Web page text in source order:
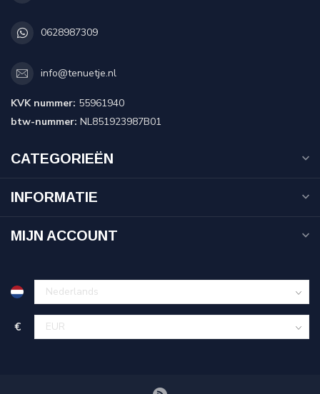
0628987309
info@tenuetje.nl
KVK nummer: 55961940
btw-nummer: NL851923987B01
CATEGORIEËN
INFORMATIE
MIJN ACCOUNT
€